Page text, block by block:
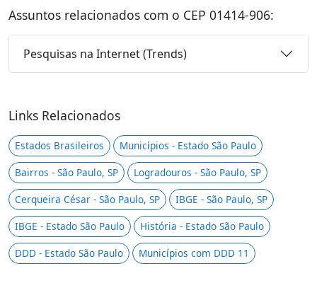
Assuntos relacionados com o CEP 01414-906:
Pesquisas na Internet (Trends)
Links Relacionados
Estados Brasileiros
Municípios - Estado São Paulo
Bairros - São Paulo, SP
Logradouros - São Paulo, SP
Cerqueira César - São Paulo, SP
IBGE - São Paulo, SP
IBGE - Estado São Paulo
História - Estado São Paulo
DDD - Estado São Paulo
Municípios com DDD 11